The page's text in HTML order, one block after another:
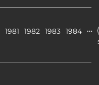
1981 1982 1983 1984 …